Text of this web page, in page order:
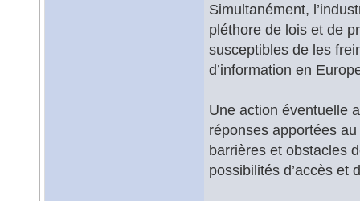
Simultanément,
pléthore de lois et de
susceptibles de les
d’information en
Une action éventuelle
réponses apportées
barrières et obstacles
possibilités d’accès et